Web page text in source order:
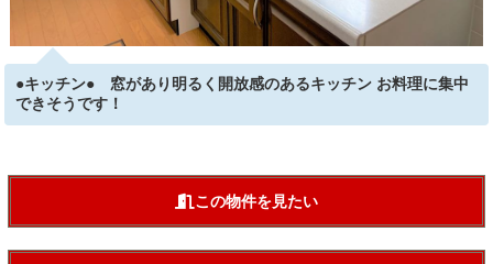
●キッチン● 窓があり明るく開放感のあるキッチン お料理に集中
できそうです！
この物件を見たい